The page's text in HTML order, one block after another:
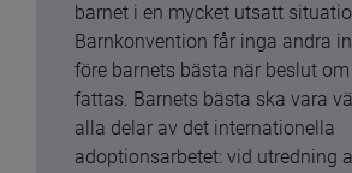
barnet i en mycket utsatt
Barnkonvention får inga andra
före barnets bästa när beslut
fattas. Barnets bästa ska vara
alla delar av det internationella
adoptionsarbetet: vid utredning